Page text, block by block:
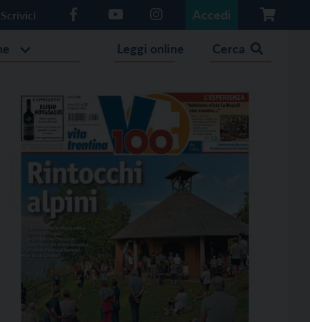
Scrivici Accedi
Leggi online Cerca